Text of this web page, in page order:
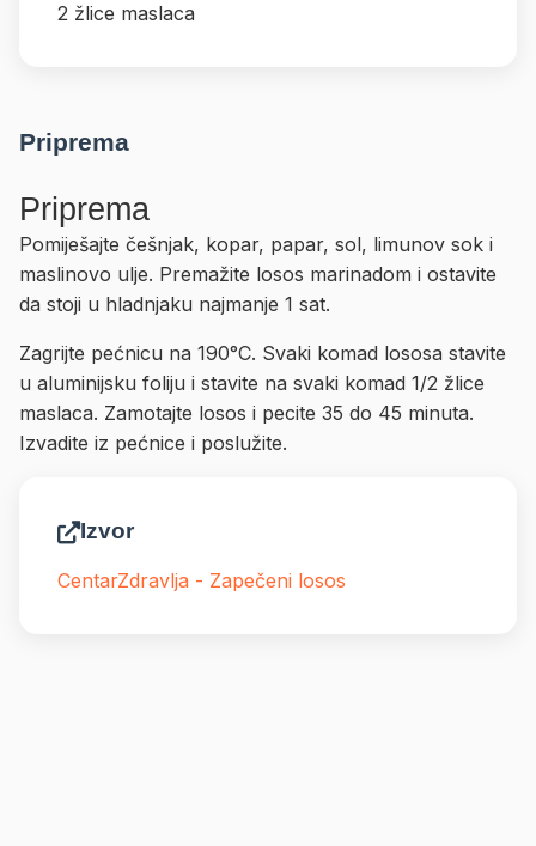
2 žlice maslaca
Priprema
Priprema
Pomiješajte češnjak, kopar, papar, sol, limunov sok i
maslinovo ulje. Premažite losos marinadom i ostavite
da stoji u hladnjaku najmanje 1 sat.
Zagrijte pećnicu na 190°C. Svaki komad lososa stavite
u aluminijsku foliju i stavite na svaki komad 1/2 žlice
maslaca. Zamotajte losos i pecite 35 do 45 minuta.
Izvadite iz pećnice i poslužite.
Izvor
CentarZdravlja - Zapečeni losos